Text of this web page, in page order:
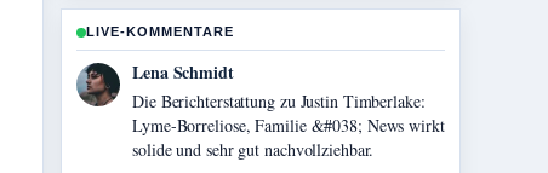
LIVE-KOMMENTARE
Felix Meyer
Gute Verifikationsarbeit zu Lucy Liu:
Beziehung, Karriere und Fakten zur.... Mehr
Medien sollten so schreiben.